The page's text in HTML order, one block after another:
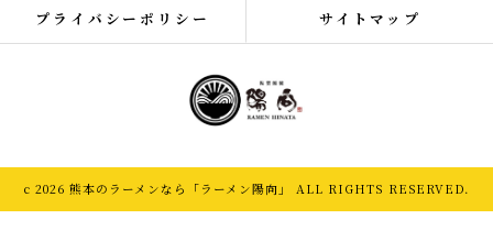
プライバシーポリシー サイトマップ
c 2026 熊本のラーメンなら「ラーメン陽向」 ALL RIGHTS RESERVED.